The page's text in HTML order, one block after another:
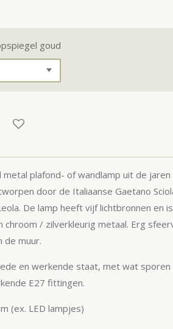
goud
plafond- of wandlamp uit de jaren
door de Italiaanse Gaetano
De lamp heeft vijf lichtbronnen en
chroom / zilverkleurig metaal. Erg
de muur.
en werkende staat, met wat sporen
E27 fittingen.
(ex. LED lampjes)